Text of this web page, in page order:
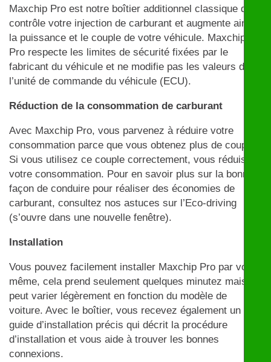
Maxchip Pro est notre boîtier additionnel classique qui
contrôle votre injection de carburant et augmente ainsi
la puissance et le couple de votre véhicule. Maxchip
Pro respecte les limites de sécurité fixées par le
fabricant du véhicule et ne modifie pas les valeurs de
l’unité de commande du véhicule (ECU).
Réduction de la consommation de carburant
Avec Maxchip Pro, vous parvenez à réduire votre
consommation parce que vous obtenez plus de couple.
Si vous utilisez ce couple correctement, vous réduisez
votre consommation. Pour en savoir plus sur la bonne
façon de conduire pour réaliser des économies de
carburant, consultez nos astuces sur l’Eco-driving
(s’ouvre dans une nouvelle fenêtre).
Installation
Vous pouvez facilement installer Maxchip Pro par vous-
même, cela prend seulement quelques minutez mais
peut varier légèrement en fonction du modèle de
voiture. Avec le boîtier, vous recevez également un
guide d’installation précis qui décrit la procédure
d’installation et vous aide à trouver les bonnes
connexions.